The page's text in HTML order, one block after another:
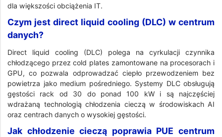
dla większości obciążenia IT.
Czym jest direct liquid cooling (DLC) w centrum
danych?
Direct liquid cooling (DLC) polega na cyrkulacji czynnika
chłodzącego przez cold plates zamontowane na procesorach i
GPU, co pozwala odprowadzać ciepło przewodzeniem bez
powietrza jako medium pośredniego. Systemy DLC obsługują
gęstości rack od 30 do ponad 100 kW i są najczęściej
wdrażaną technologią chłodzenia cieczą w środowiskach AI
oraz centrach danych o wysokiej gęstości.
Jak chłodzenie cieczą poprawia PUE centrum